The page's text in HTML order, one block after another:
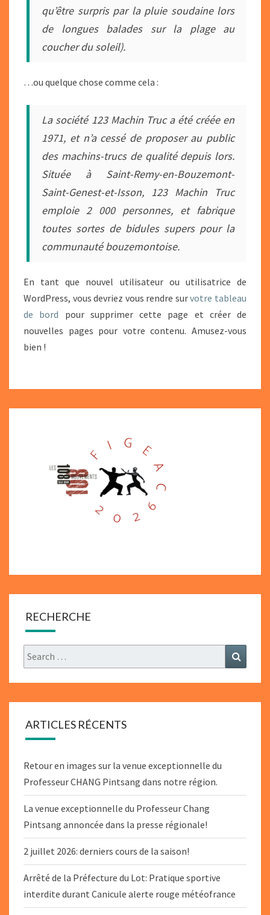
qu’être surpris par la pluie soudaine lors
de longues balades sur la plage au
coucher du soleil).
…ou quelque chose comme cela :
La société 123 Machin Truc a été créée en
1971, et n’a cessé de proposer au public
des machins-trucs de qualité depuis lors.
Située à Saint-Remy-en-Bouzemont-
Saint-Genest-et-Isson, 123 Machin Truc
emploie 2 000 personnes, et fabrique
toutes sortes de bidules supers pour la
communauté bouzemontoise.
En tant que nouvel utilisateur ou utilisatrice de
WordPress, vous devriez vous rendre survotre tableau
de bord pour supprimer cette page et créer de
nouvelles pages pour votre contenu. Amusez-vous
bien !
RECHERCHE
Search
for:
ARTICLES RÉCENTS
Retour en images sur la venue exceptionnelle du
Professeur CHANG Pintsang dans notre région.
La venue exceptionnelle du Professeur Chang
Pintsang annoncée dans la presse régionale!
2 juillet 2026: derniers cours de la saison!
Arrêté de la Préfecture du Lot: Pratique sportive
interdite durant Canicule alerte rouge météofrance